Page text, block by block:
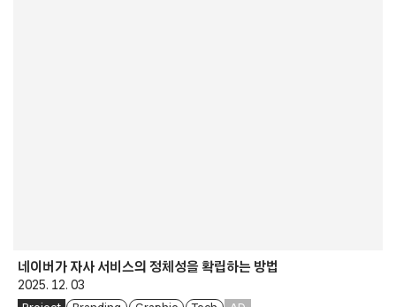
네이버가 자사 서비스의 정체성을 확립하는 방법
2025. 12. 03